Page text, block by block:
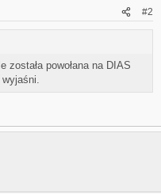
#2
została powołana na DIAS